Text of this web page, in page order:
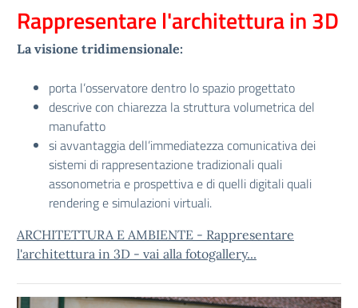
Rappresentare l'architettura in 3D
La visione tridimensionale:
porta l’osservatore dentro lo spazio progettato
descrive con chiarezza la struttura volumetrica del
manufatto
si avvantaggia dell’immediatezza comunicativa dei
sistemi di rappresentazione tradizionali quali
assonometria e prospettiva e di quelli digitali quali
rendering e simulazioni virtuali.
ARCHITETTURA E AMBIENTE - Rappresentare
l'architettura in 3D - vai alla fotogallery...